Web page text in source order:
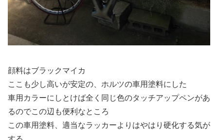
顔料はブラックマイカ
ここも少し高いが安定の、ホルツの車用塗料にした
車用カラーにしとけば全く同じ色のタッチアップペンがあ
るのでこの辺も便利なところ
この車用塗料、適当なラッカーよりはやはり硬化する気が